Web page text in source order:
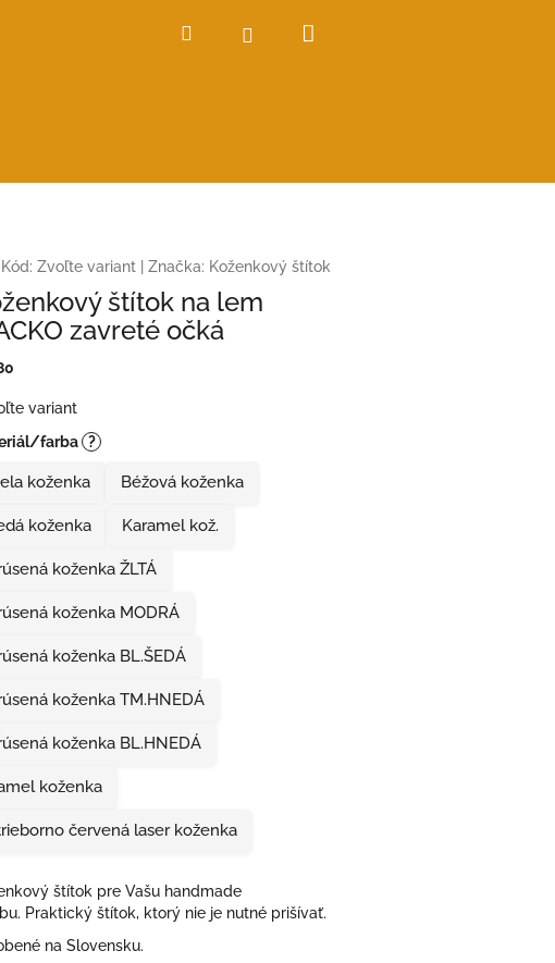
Hľadať Prihlásenie
Kód: Zvoľte variant Značka: Koženkový štítok
štítok na lem
zavreté očká
variant
farba ?
koženka Béžová koženka
koženka Karamel kož.
koženka ŽLTÁ
koženka MODRÁ
koženka BL.ŠEDÁ
koženka TM.HNEDÁ
koženka BL.HNEDÁ
koženka
červená laser koženka
štítok pre Vašu handmade
Praktický štítok, ktorý nie je nutné prišívať.
na Slovensku.